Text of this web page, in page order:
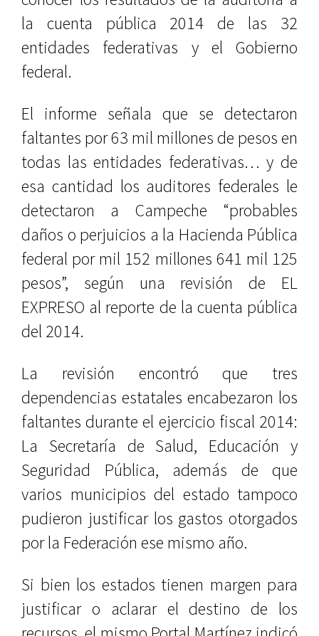
la cuenta pública 2014 de las 32
entidades federativas y el Gobierno
federal.
El informe señala que se detectaron
faltantes por 63 mil millones de pesos en
todas las entidades federativas… y de
esa cantidad los auditores federales le
detectaron a Campeche “probables
daños o perjuicios a la Hacienda Pública
federal por mil 152 millones 641 mil 125
pesos”, según una revisión de EL
EXPRESO al reporte de la cuenta pública
del 2014.
La revisión encontró que tres
dependencias estatales encabezaron los
faltantes durante el ejercicio fiscal 2014:
La Secretaría de Salud, Educación y
Seguridad Pública, además de que
varios municipios del estado tampoco
pudieron justificar los gastos otorgados
por la Federación ese mismo año.
Si bien los estados tienen margen para
justificar o aclarar el destino de los